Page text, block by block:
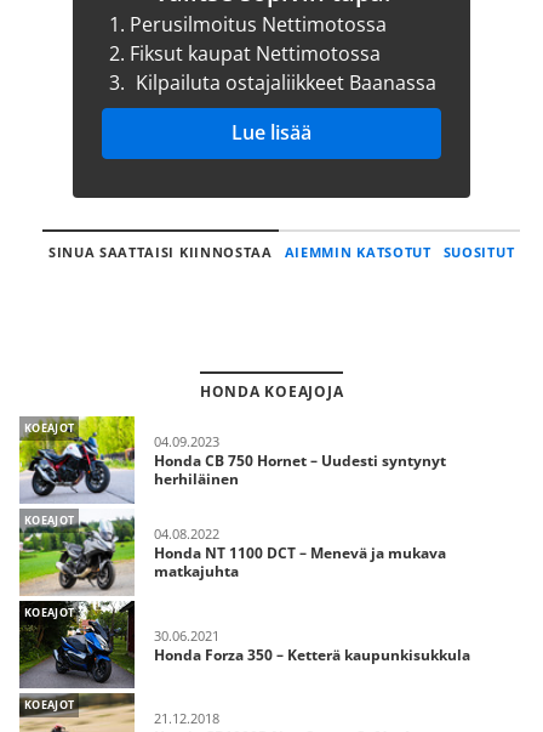
1. Perusilmoitus Nettimotossa
2. Fiksut kaupat Nettimotossa
3. Kilpailuta ostajaliikkeet Baanassa
Lue lisää
SINUA SAATTAISI KIINNOSTAA AIEMMIN KATSOTUT SUOSITUT
HONDA KOEAJOJA
KOEAJOT
04.09.2023
Honda CB 750 Hornet – Uudesti syntynyt
herhiläinen
KOEAJOT
04.08.2022
Honda NT 1100 DCT – Menevä ja mukava
matkajuhta
KOEAJOT
30.06.2021
Honda Forza 350 – Ketterä kaupunkisukkula
KOEAJOT
21.12.2018